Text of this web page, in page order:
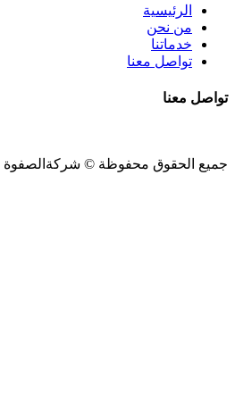
الرئيسية
من نحن
خدماتنا
تواصل معنا
تواصل معنا
جميع الحقوق محفوظة © شركةالصفوة